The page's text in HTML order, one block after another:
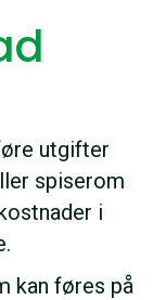
utgifter
spiserom
i
kan føres på